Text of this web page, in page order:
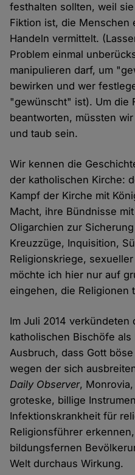
festhalten sollten, weil
Fiktion ist, die Menschen
Handeln vermittelt.
Problem einmal
manipulieren darf, um
bewirken und wer
"gewünscht" ist). Um die
beantworten, müssten
und taub sein.
Wir kennen die
der katholischen Kirche:
Kampf der Kirche mit
Macht, ihre Bündnisse
Oligarchien zur
Kreuzzüge, Inquisition,
Religionskriege,
möchte ich hier nur auf
eingehen, die Religionen
Im Juli 2014 verkündeten
katholischen Bischöfe
Ausbruch, dass Gott
wegen der sich
Daily Observer, Monrovia,
groteske, billige
Infektionskrankheit für
Religionsführer
bildungsfernen
Welt durchaus Wirkung.